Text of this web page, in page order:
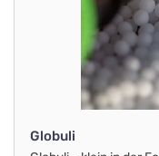
Globuli